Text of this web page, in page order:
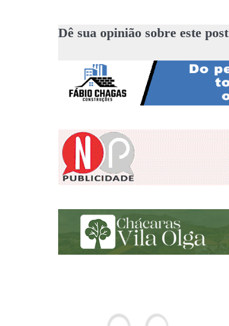
Dê sua opinião sobre este